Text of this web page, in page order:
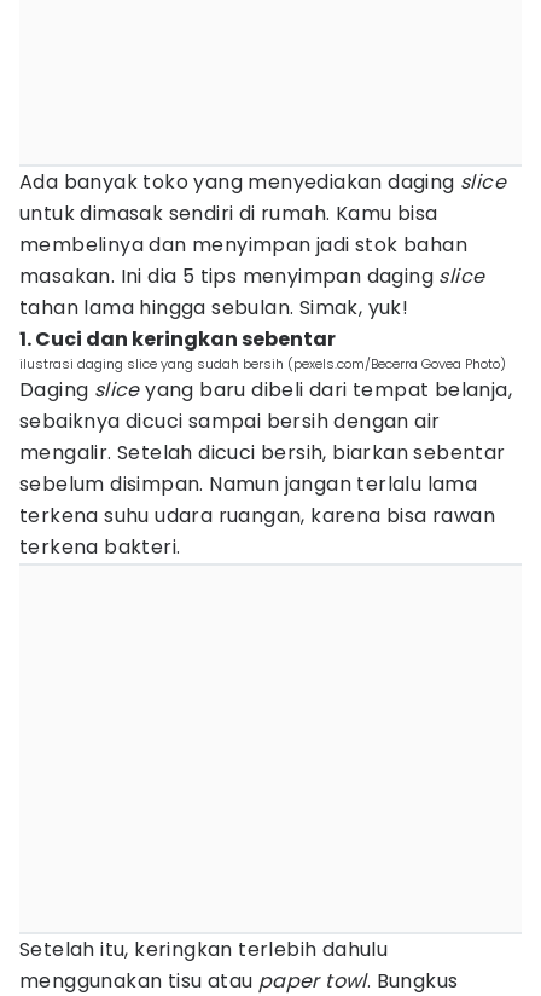
Ada banyak toko yang menyediakan daging slice
untuk dimasak sendiri di rumah. Kamu bisa
membelinya dan menyimpan jadi stok bahan
masakan. Ini dia 5 tips menyimpan daging slice
tahan lama hingga sebulan. Simak, yuk!
1. Cuci dan keringkan sebentar
ilustrasi daging slice yang sudah bersih (pexels.com/Becerra Govea Photo)
Daging sliceyang baru dibeli dari tempat belanja,
sebaiknya dicuci sampai bersih dengan air
mengalir. Setelah dicuci bersih, biarkan sebentar
sebelum disimpan. Namun jangan terlalu lama
terkena suhu udara ruangan, karena bisa rawan
terkena bakteri.
Setelah itu, keringkan terlebih dahulu
menggunakan tisu atau paper towl. Bungkus